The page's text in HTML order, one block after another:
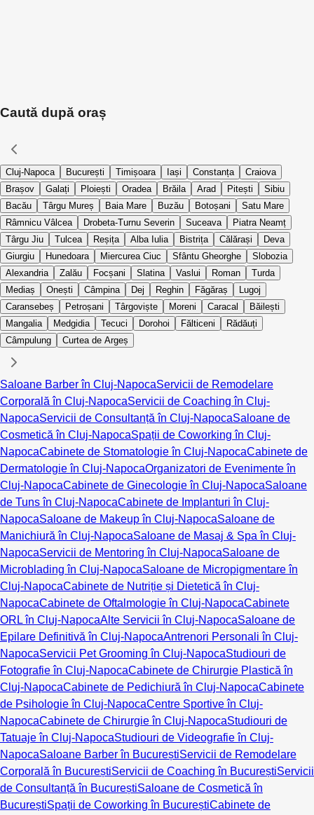
Caută după oraș
Cluj-Napoca București Timișoara Iași Constanța
Craiova
Brașov
Galați Ploiești Oradea Brăila Arad Pitești
Sibiu
Bacău
Târgu Mureș Baia Mare Buzău Botoșani
Satu Mare
Râmnicu Vâlcea
Drobeta-Turnu Severin Suceava
Piatra Neamț
Târgu Jiu
Tulcea Reșița Alba Iulia Bistrița Călărași
Deva
Giurgiu
Hunedoara Miercurea Ciuc Sfântu Gheorghe
Slobozia
Alexandria
Zalău Focșani Slatina Vaslui Roman
Turda
Mediaș
Onești Câmpina Dej Reghin Făgăraș
Lugoj
Caransebeș
Petroșani Târgoviște Moreni Caracal
Băilești
Mangalia
Medgidia Tecuci Dorohoi Fălticeni
Rădăuți
Câmpulung
Curtea de Argeș
Saloane Barber în Cluj-NapocaServicii de Remodelare
Corporală în Cluj-NapocaServicii de Coaching în Cluj-
NapocaServicii de Consultanță în Cluj-NapocaSaloane de
Cosmetică în Cluj-NapocaSpații de Coworking în Cluj-
NapocaCabinete de Stomatologie în Cluj-NapocaCabinete de
Dermatologie în Cluj-NapocaOrganizatori de Evenimente în
Cluj-NapocaCabinete de Ginecologie în Cluj-NapocaSaloane
de Tuns în Cluj-NapocaCabinete de Implanturi în Cluj-
NapocaSaloane de Makeup în Cluj-NapocaSaloane de
Manichiură în Cluj-NapocaSaloane de Masaj & Spa în Cluj-
NapocaServicii de Mentoring în Cluj-NapocaSaloane de
Microblading în Cluj-NapocaSaloane de Micropigmentare în
Cluj-NapocaCabinete de Nutriție și Dietetică în Cluj-
NapocaCabinete de Oftalmologie în Cluj-NapocaCabinete
ORL în Cluj-NapocaAlte Servicii în Cluj-NapocaSaloane de
Epilare Definitivă în Cluj-NapocaAntrenori Personali în Cluj-
NapocaServicii Pet Grooming în Cluj-NapocaStudiouri de
Fotografie în Cluj-NapocaCabinete de Chirurgie Plastică în
Cluj-NapocaCabinete de Pedichiură în Cluj-NapocaCabinete
de Psihologie în Cluj-NapocaCentre Sportive în Cluj-
NapocaCabinete de Chirurgie în Cluj-NapocaStudiouri de
Tatuaje în Cluj-NapocaStudiouri de Videografie în Cluj-
NapocaSaloane Barber în BucureștiServicii de Remodelare
Corporală în BucureștiServicii de Coaching în BucureștiServicii
de Consultanță în BucureștiSaloane de Cosmetică în
BucureștiSpații de Coworking în BucureștiCabinete de